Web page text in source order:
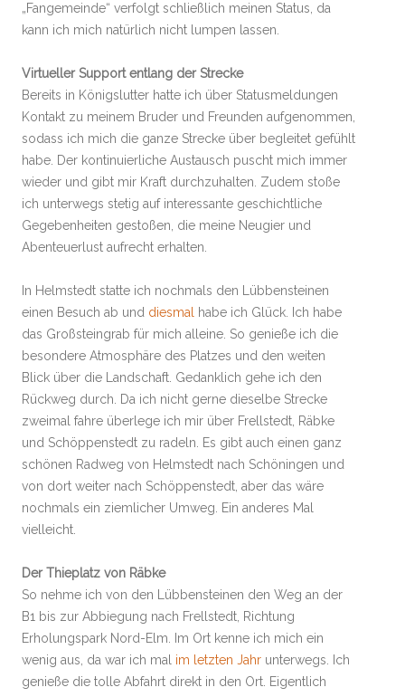
„Fangemeinde“ verfolgt schließlich meinen Status, da
kann ich mich natürlich nicht lumpen lassen.
Virtueller Support entlang der Strecke
Bereits in Königslutter hatte ich über Statusmeldungen
Kontakt zu meinem Bruder und Freunden aufgenommen,
sodass ich mich die ganze Strecke über begleitet gefühlt
habe. Der kontinuierliche Austausch puscht mich immer
wieder und gibt mir Kraft durchzuhalten. Zudem stoße
ich unterwegs stetig auf interessante geschichtliche
Gegebenheiten gestoßen, die meine Neugier und
Abenteuerlust aufrecht erhalten.
In Helmstedt statte ich nochmals den Lübbensteinen
einen Besuch ab und diesmal
habe ich Glück. Ich habe
das Großsteingrab für mich alleine. So genieße ich die
besondere Atmosphäre des Platzes und den weiten
Blick über die Landschaft. Gedanklich gehe ich den
Rückweg durch. Da ich nicht gerne dieselbe Strecke
zweimal fahre überlege ich mir über Frellstedt, Räbke
und Schöppenstedt zu radeln. Es gibt auch einen ganz
schönen Radweg von Helmstedt nach Schöningen und
von dort weiter nach Schöppenstedt, aber das wäre
nochmals ein ziemlicher Umweg. Ein anderes Mal
vielleicht.
Der Thieplatz von Räbke
So nehme ich von den Lübbensteinen den Weg an der
B1 bis zur Abbiegung nach Frellstedt, Richtung
Erholungspark Nord-Elm. Im Ort kenne ich mich ein
wenig aus, da war ich mal im letzten Jahr unterwegs. Ich
genieße die tolle Abfahrt direkt in den Ort. Eigentlich